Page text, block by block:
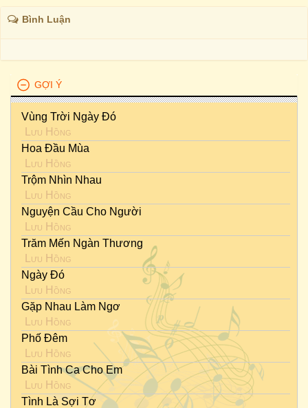
Bình Luận
GỢI Ý
Vùng Trời Ngày Đó
Lưu Hồng
Hoa Đầu Mùa
Lưu Hồng
Trộm Nhìn Nhau
Lưu Hồng
Nguyện Cầu Cho Người
Lưu Hồng
Trăm Mến Ngàn Thương
Lưu Hồng
Ngày Đó
Lưu Hồng
Gặp Nhau Làm Ngơ
Lưu Hồng
Phố Đêm
Lưu Hồng
Bài Tình Ca Cho Em
Lưu Hồng
Tình Là Sợi Tơ